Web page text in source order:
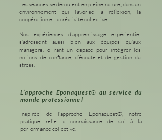
Les séances se déroulent en pleine nature, dans un
environnement qui favorise la réflexion, la
coopération et la créativité collective.
Nos expériences d’apprentissage expérientiel
s’adressent aussi bien aux équipes qu’aux
managers, offrant un espace pour intégrer les
notions de confiance, d’écoute et de gestion du
stress.
L’approche Eponaquest® au service du
monde professionnel
Inspirée de l’approche Eponaquest®, notre
pratique relie la connaissance de soi à la
performance collective.